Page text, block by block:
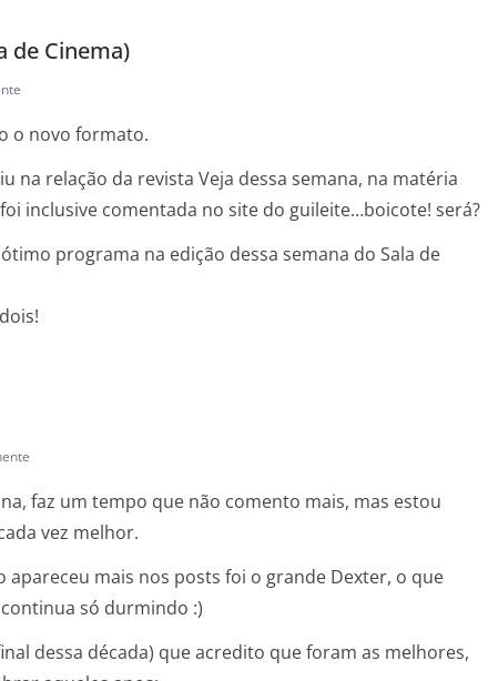
de Cinema)
o novo formato.
na relação da revista Veja dessa semana, na matéria
inclusive comentada no site do guileite…boicote! será?
programa na edição dessa semana do Sala de
faz um tempo que não comento mais, mas estou
vez melhor.
mais nos posts foi o grande Dexter, o que
só durmindo :)
dessa década) que acredito que foram as melhores,